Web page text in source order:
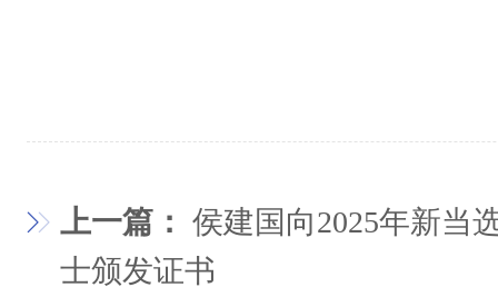
上一篇： 侯建国向2025年新当
士颁发证书